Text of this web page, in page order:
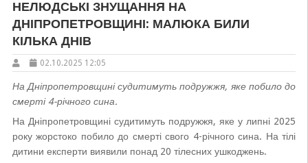
НЕЛЮДСЬКІ ЗНУЩАННЯ НА
ДНІПРОПЕТРОВЩИНІ: МАЛЮКА БИЛИ
КІЛЬКА ДНІВ
02.10.2025 12:05
На Дніпропетровщині судитимуть подружжя, яке побило до
смерті 4-річного сина.
На Дніпропетровщині судитимуть подружжя, яке у липні 2025
року жорстоко побило до смерті свого 4-річного сина. На тілі
дитини експерти виявили понад 20 тілесних ушкоджень.